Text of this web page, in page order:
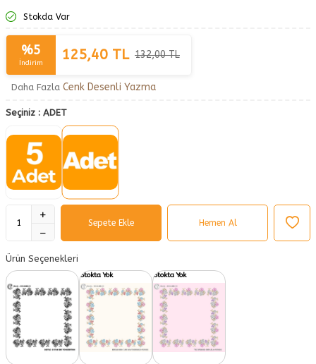
Stokda Var
%5
İndirim 125,40 TL 132,00TL
Daha Fazla Cenk Desenli Yazma
Seçiniz : ADET
Sepete Ekle Hemen Al
Ürün Seçenekleri